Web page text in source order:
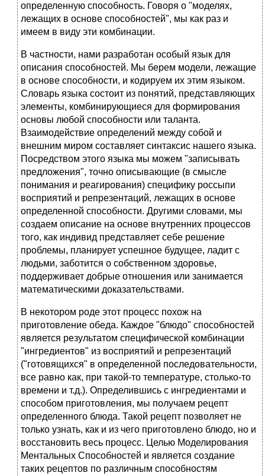
определенную способность. Говоря о "моделях,
лежащих в основе способностей", мы как раз и
имеем в виду эти комбинации.
В частности, нами разработан особый язык для
описания способностей. Мы берем модели, лежащие
в основе способности, и кодируем их этим языком.
Словарь языка состоит из понятий, представляющих
элементы, комбинирующиеся для формирования
основы любой способности или таланта.
Взаимодействие определений между собой и
внешним миром составляет синтаксис нашего языка.
Посредством этого языка мы можем "записывать
предложения", точно описывающие (в смысле
понимания и реагирования) специфику россыпи
восприятий и репрезентаций, лежащих в основе
определенной способности. Другими словами, мы
создаем описание на основе внутренних процессов
того, как индивид представляет себе решение
проблемы, планирует успешное будущее, ладит с
людьми, заботится о собственном здоровье,
поддерживает добрые отношения или занимается
математическими доказательствами.
В некотором роде этот процесс похож на
приготовление обеда. Каждое "блюдо" способностей
является результатом специфической комбинации
"ингредиентов" из восприятий и репрезентаций
("готовящихся" в определенной последовательности,
все равно как, при такой-то температуре, столько-то
времени и т.д.). Определившись с ингредиентами и
способом приготовления, мы получаем рецепт
определенного блюда. Такой рецепт позволяет не
только узнать, как и из чего приготовлено блюдо, но и
восстановить весь процесс. Целью Моделирования
Ментальных Способностей и является создание
таких рецептов по различным способностям